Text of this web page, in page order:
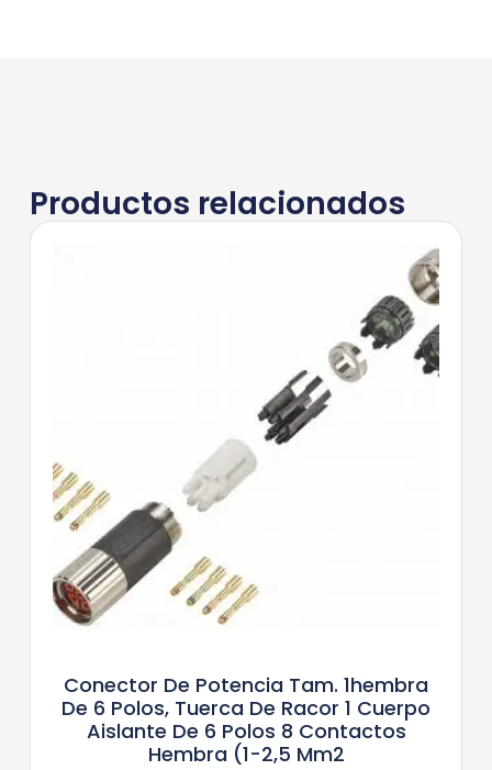
Productos relacionados
Conector De Potencia Tam. 1hembra
De 6 Polos, Tuerca De Racor 1 Cuerpo
Aislante De 6 Polos 8 Contactos
Hembra (1-2,5 Mm2